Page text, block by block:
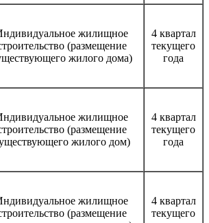
жилищное
(размещение
жилого дома)
4 квартал
текущего
года
жилищное
(размещение
жилого дом)
4 квартал
текущего
года
жилищное
(размещение
4 квартал
текущего